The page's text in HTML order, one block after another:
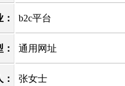
b2c平台
通用网址
张女士